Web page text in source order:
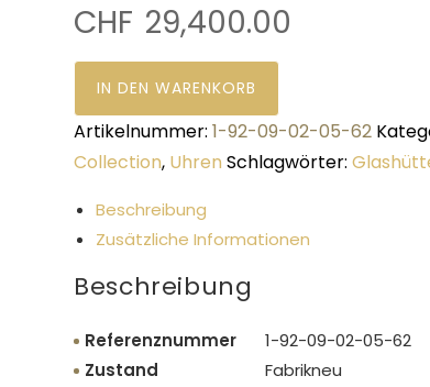
CHF 29,400.00
IN DEN WARENKORB
Artikelnummer:1-92-09-02-05-62
Collection, Uhren Schlagwörter:
Beschreibung
Zusätzliche Informationen
Beschreibung
Referenznummer
1-92-09-02-05-62
Zustand
Fabrikneu